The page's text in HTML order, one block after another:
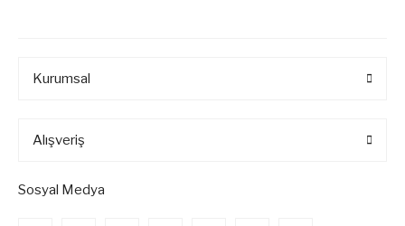
Kurumsal
Alışveriş
Sosyal Medya